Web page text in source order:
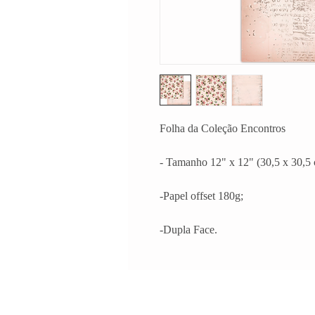
Folha da Coleção Encontros
- Tamanho 12" x 12" (30,5 x 30,5
-Papel offset 180g;
-Dupla Face.